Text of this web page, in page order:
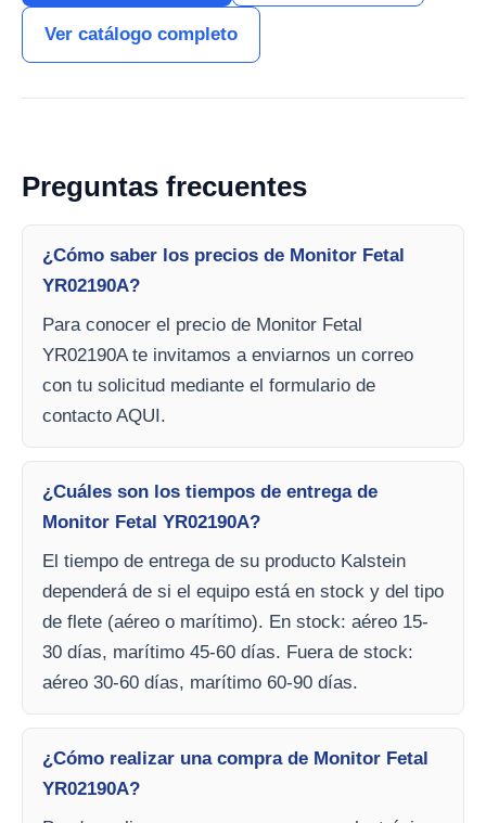
Ver catálogo completo
Preguntas frecuentes
¿Cómo saber los precios de Monitor Fetal
YR02190A?
Para conocer el precio de Monitor Fetal
YR02190A te invitamos a enviarnos un correo
con tu solicitud mediante el formulario de
contacto AQUI.
¿Cuáles son los tiempos de entrega de
Monitor Fetal YR02190A?
El tiempo de entrega de su producto Kalstein
dependerá de si el equipo está en stock y del tipo
de flete (aéreo o marítimo). En stock: aéreo 15-
30 días, marítimo 45-60 días. Fuera de stock:
aéreo 30-60 días, marítimo 60-90 días.
¿Cómo realizar una compra de Monitor Fetal
YR02190A?